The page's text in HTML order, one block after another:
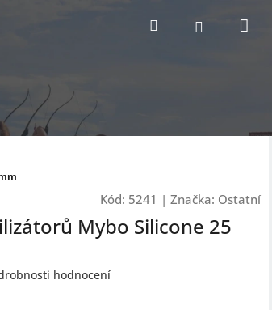
Hledat Přihlášení
Kód: 5241 | Značka: Ostatní
Mybo Silicone 25
hodnocení